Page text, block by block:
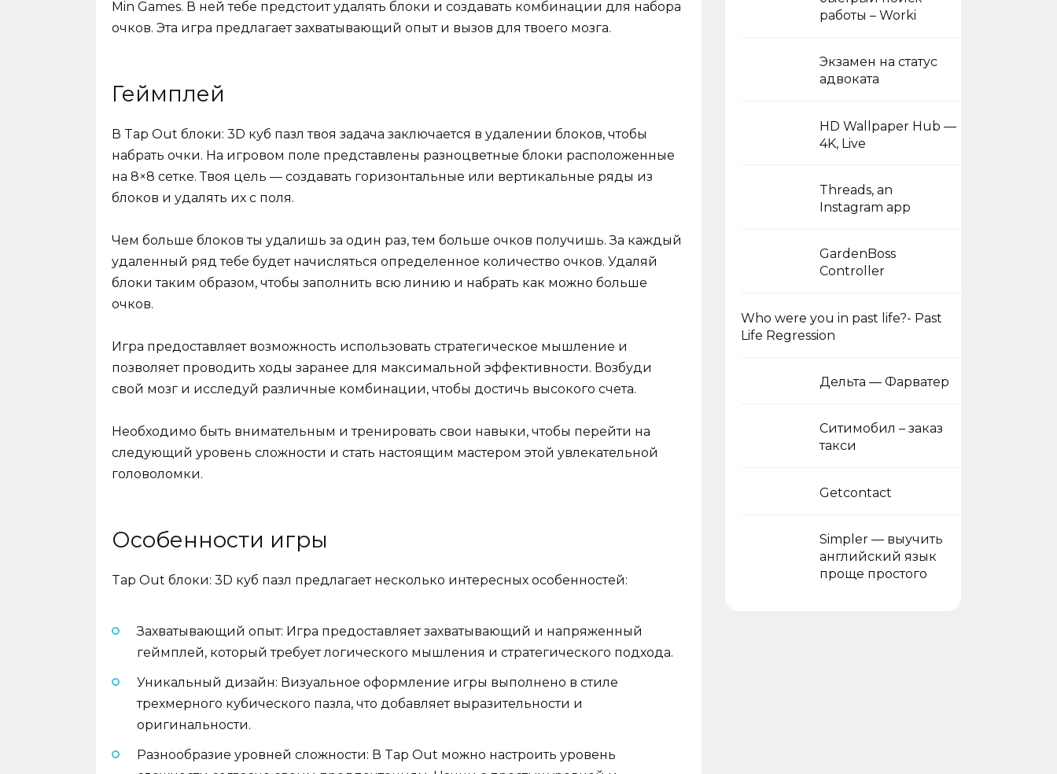
Min Games. В ней тебе предстоит удалять блоки и создавать комбинации для набора
очков. Эта игра предлагает захватывающий опыт и вызов для твоего мозга.
Геймплей
В Tap Out блоки: 3D куб пазл твоя задача заключается в удалении блоков, чтобы
набрать очки. На игровом поле представлены разноцветные блоки расположенные
на 8×8 сетке. Твоя цель — создавать горизонтальные или вертикальные ряды из
блоков и удалять их с поля.
Чем больше блоков ты удалишь за один раз, тем больше очков получишь. За каждый
удаленный ряд тебе будет начисляться определенное количество очков. Удаляй
блоки таким образом, чтобы заполнить всю линию и набрать как можно больше
очков.
Игра предоставляет возможность использовать стратегическое мышление и
позволяет проводить ходы заранее для максимальной эффективности. Возбуди
свой мозг и исследуй различные комбинации, чтобы достичь высокого счета.
Необходимо быть внимательным и тренировать свои навыки, чтобы перейти на
следующий уровень сложности и стать настоящим мастером этой увлекательной
головоломки.
Особенности игры
Tap Out блоки: 3D куб пазл предлагает несколько интересных особенностей:
Захватывающий опыт: Игра предоставляет захватывающий и напряженный
геймплей, который требует логического мышления и стратегического подхода.
Уникальный дизайн: Визуальное оформление игры выполнено в стиле
трехмерного кубического пазла, что добавляет выразительности и
оригинальности.
Разнообразие уровней сложности: В Tap Out можно настроить уровень
работы – Worki
Экзамен на статус
адвоката
HD Wallpaper Hub —
4K, Live
Threads, an
Instagram app
GardenBoss
Controller
Who were you in past life?- Past
Life Regression
Дельта — Фарватер
Ситимобил – заказ
такси
Getcontact
Simpler — выучить
английский язык
проще простого